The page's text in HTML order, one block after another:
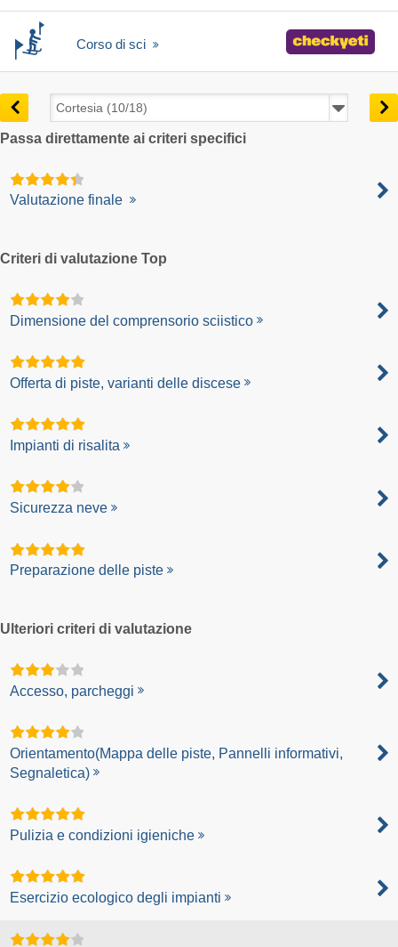
Corso di sci
Passa direttamente ai criteri specifici
Valutazione finale
Criteri di valutazione Top
Dimensione del comprensorio sciistico
Offerta di piste, varianti delle discese
Impianti di risalita
Sicurezza neve
Preparazione delle piste
Ulteriori criteri di valutazione
Accesso, parcheggi
Orientamento(Mappa delle piste, Pannelli informativi,
Segnaletica)
Pulizia e condizioni igieniche
Esercizio ecologico degli impianti